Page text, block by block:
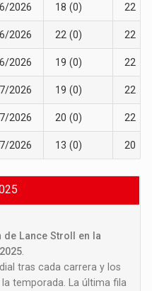
2026 18 (0) 22
2026 22 (0) 22
2026 19 (0) 22
2026 19 (0) 22
2026 20 (0) 22
2026 13 (0) 20
de Lance Stroll en la
tras cada carrera y los
temporada. La última fila